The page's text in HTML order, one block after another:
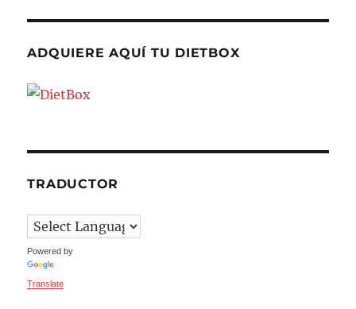
ADQUIERE AQUÍ TU DIETBOX
TRADUCTOR
Powered by
Translate